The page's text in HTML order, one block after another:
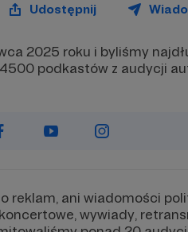
Udostępnij
2025 roku i byliśmy
podkastów z audycji
reklam, ani wiadomości
wywiady,